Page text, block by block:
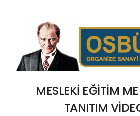
MESLEKİ EĞİTİM
TANITIM